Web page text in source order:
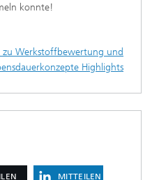
konnte!
zu Werkstoffbewertung und
Highlights
MITTEILEN